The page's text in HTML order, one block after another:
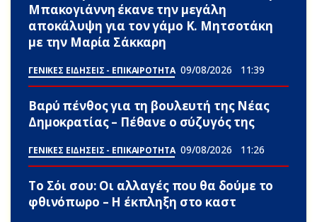
Μπακογιάννη έκανε την μεγάλη
αποκάλυψη για τον γάμο Κ. Μητσοτάκη
με την Μαρία Σάκκαρη
ΓΕΝΙΚΕΣ ΕΙΔΗΣΕΙΣ - ΕΠΙΚΑΙΡΟΤΗΤΑ 09/08/2026 11:39
Βαρύ πένθος για τη βουλευτή της Νέας
Δημοκρατίας – Πέθανε ο σύζυγός της
ΓΕΝΙΚΕΣ ΕΙΔΗΣΕΙΣ - ΕΠΙΚΑΙΡΟΤΗΤΑ 09/08/2026 11:26
Το Σόι σου: Οι αλλαγές που θα δούμε το
φθινόπωρο – Η έκπληξη στο καστ